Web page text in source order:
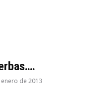
de 2013